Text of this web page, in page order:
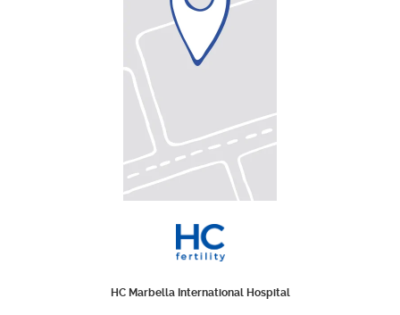
HC Marbella International Hospital